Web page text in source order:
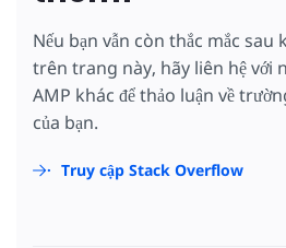
Nếu bạn vẫn còn thắc mắc sau
trên trang này, hãy liên hệ với
AMP khác để thảo luận về
của bạn.
Truy cập Stack Overflow